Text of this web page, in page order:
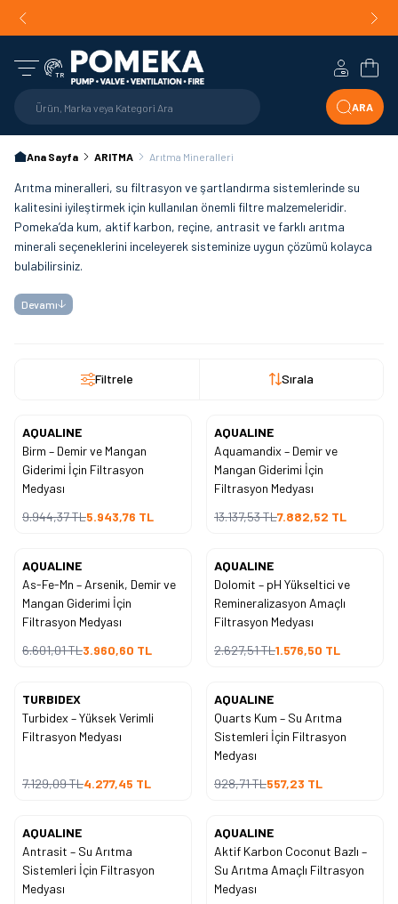
TR
ARA
Hesabım
Ana Sayfa ARITMA Arıtma Mineralleri
Arıtma mineralleri, su filtrasyon ve şartlandırma sistemlerinde su
kalitesini iyileştirmek için kullanılan önemli filtre malzemeleridir.
Pomeka’da kum, aktif karbon, reçine, antrasit ve farklı arıtma
minerali seçeneklerini inceleyerek sisteminize uygun çözümü kolayca
bulabilirsiniz.
Devamı
Filtrele Sırala
Yeni
%40
AQUALINE
Birm – Demir ve Mangan
Giderimi İçin Filtrasyon
Medyası
9.944,37TL5.943,76 TL
Yeni
%40
İndirim
AQUALINE
Aquamandix – Demir ve
Mangan Giderimi İçin
Filtrasyon Medyası
13.137,53TL7.882,52 TL
Yeni
%40
AQUALINE
As-Fe-Mn – Arsenik, Demir ve
Mangan Giderimi İçin
Filtrasyon Medyası
6.601,01TL3.960,60 TL
Yeni
%40
AQUALINE
Dolomit – pH Yükseltici ve
Remineralizasyon Amaçlı
Filtrasyon Medyası
2.627,51TL1.576,50 TL
Yeni
%40
TURBIDEX
Turbidex – Yüksek Verimli
Filtrasyon Medyası
7.129,09TL4.277,45 TL
Yeni
%40
AQUALINE
Quarts Kum – Su Arıtma
Sistemleri İçin Filtrasyon
Medyası
928,71TL557,23 TL
Yeni
%41
AQUALINE
Antrasit – Su Arıtma
Sistemleri İçin Filtrasyon
Medyası
Yeni
% 40
AQUALINE
Aktif Karbon Coconut Bazlı –
Su Arıtma Amaçlı Filtrasyon
Medyası